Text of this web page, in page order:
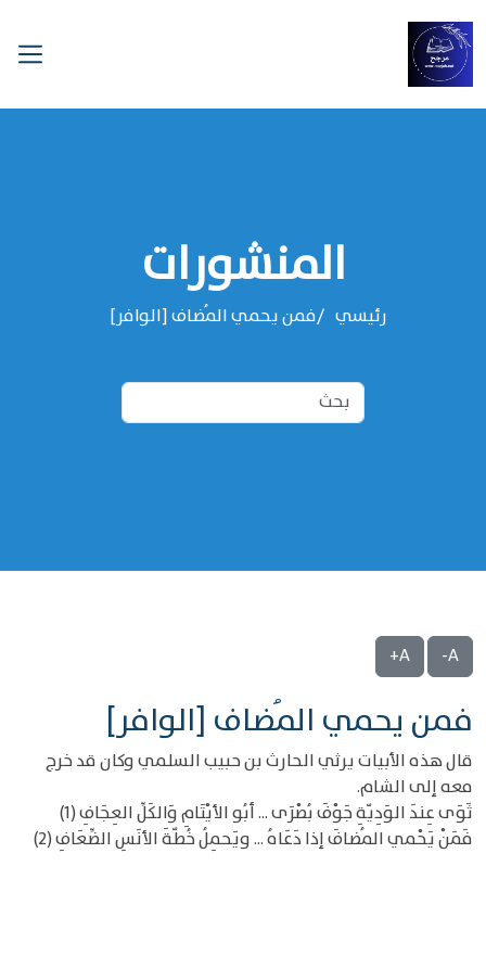
المنشورات
رئيسي فمن يحمي المُضاف [الوافر]
A-
A+
فمن يحمي المُضاف [الوافر]
قال هذه الأبيات يرثي الحارث بن حبيب السلمي وكان قد خرج
معه إلى الشام.
ثَوَى عِندَ الوَدِيّةِ جَوْفَ بُصْرَى ... أبُو الأيْتَامِ وَالكَلِّ العِجَافِ (1)
فَمَنْ يَحْمي المُضافَ إذا دَعَاهُ ... ويَحمِلُ خُطّةَ الأنَسِ الضِّعَافِ (2)